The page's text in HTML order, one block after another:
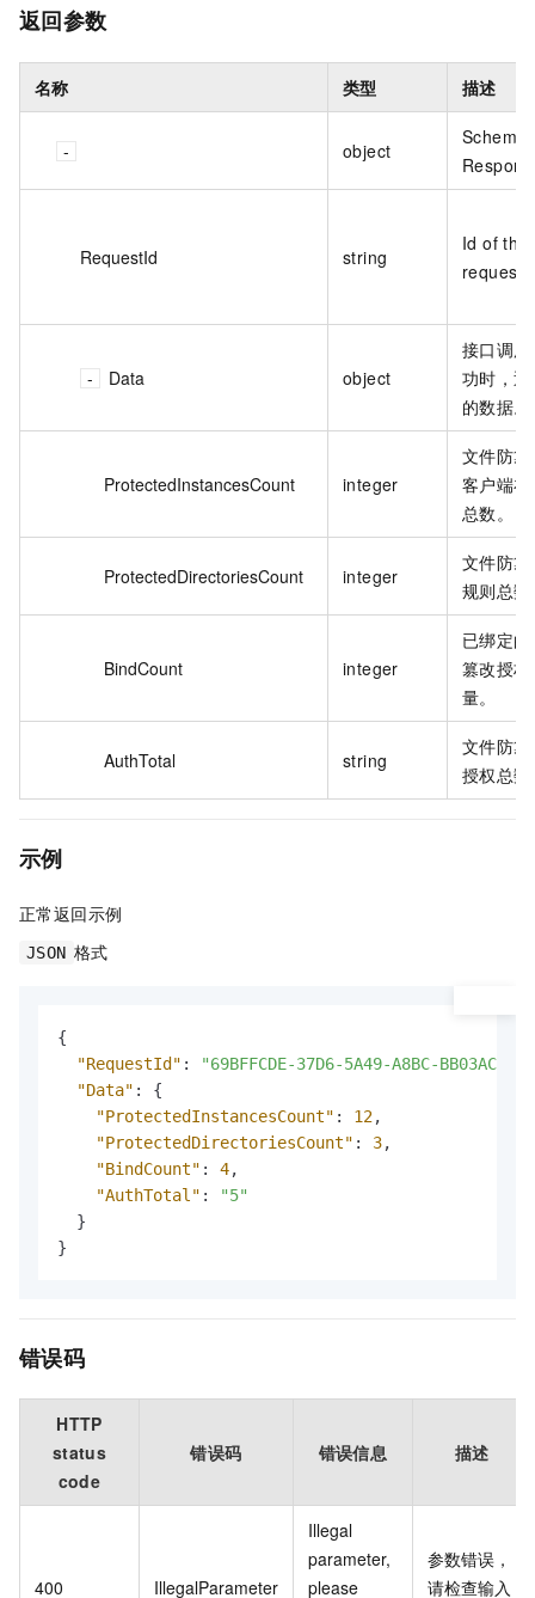
返回参数
名称 类型 描述
object
Schema
RequestId string
Id of the
request
Data object
接口调用
功时，返
的数据。
ProtectedInstancesCount integer
文件防篡
客户端在
总数。
ProtectedDirectoriesCount integer
文件防篡
规则总数
BindCount integer
已绑定
篡改授权
量。
AuthTotal string
文件防篡
授权总数
示例
正常返回示例
JSON 格式
{
"RequestId" :
"69BFFCDE-37D6-5A49-A8BC-
"Data" :
{
"ProtectedInstancesCount" : 12,
"ProtectedDirectoriesCount" : 3,
"BindCount" : 4,
"AuthTotal" :
"5"
}
}
错误码
HTTP
status
code
错误码 错误信息 描述
400 IllegalParameter
Illegal
parameter,
please
参数错误，
请检查输入